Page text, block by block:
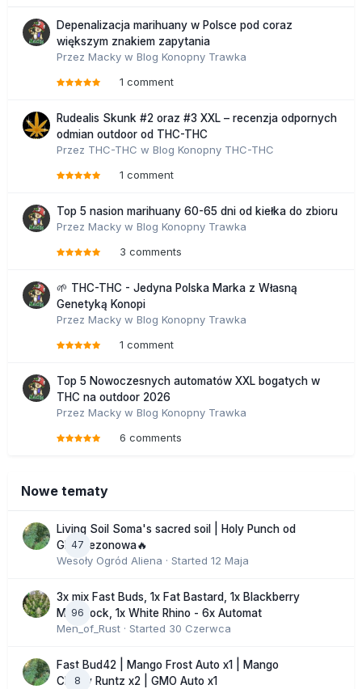
Depenalizacja marihuany w Polsce pod coraz
większym znakiem zapytania
Przez Macky w Blog Konopny Trawka
1 comment
Rudealis Skunk #2 oraz #3 XXL – recenzja odpornych
odmian outdoor od THC-THC
Przez THC-THC w Blog Konopny THC-THC
1 comment
Top 5 nasion marihuany 60-65 dni od kiełka do zbioru
Przez Macky w Blog Konopny Trawka
3 comments
🌱 THC-THC - Jedyna Polska Marka z Własną
Genetyką Konopi
Przez Macky w Blog Konopny Trawka
1 comment
Top 5 Nowoczesnych automatów XXL bogatych w
THC na outdoor 2026
Przez Macky w Blog Konopny Trawka
6 comments
Nowe tematy
47
Living Soil Soma's sacred soil | Holy Punch od
GHS sezonowa🔥
Wesoły Ogród Aliena · Started 12 Maja
96
3x mix Fast Buds, 1x Fat Bastard, 1x Blackberry
Moonrock, 1x White Rhino - 6x Automat
Men_of_Rust · Started 30 Czerwca
8
Fast Bud42 | Mango Frost Auto x1 | Mango
Cherry Runtz x2 | GMO Auto x1